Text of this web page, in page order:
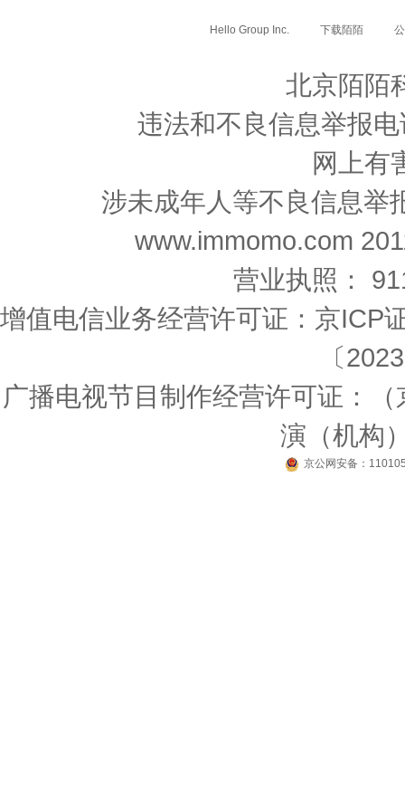
Hello Group Inc. 下载陌陌
北京陌陌
违法和不良信息举报
网上有
涉未成年人等不良信息举
www.immomo.com
营业执照：
增值电信业务经营许可证：京ICP
〔
广播电视节目制作经营许可证：
演（机构
京公网安备：